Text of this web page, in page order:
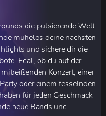
die pulsierende Welt
mühelos deine nächsten
und sichere dir die
Egal, ob du auf der
Konzert, einer
oder einem fesselnden
für jeden Geschmack
neue Bands und